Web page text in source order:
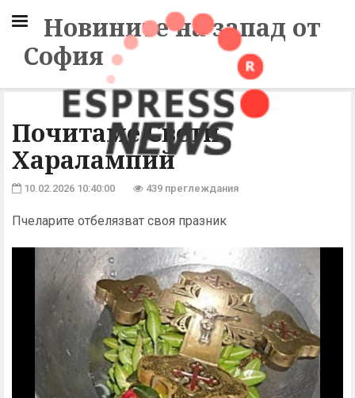
Новините на запад от
София
Почитаме Свети
Харалампий
10.02.2026 10:40:00 439 преглеждания
Пчеларите отбелязват своя празник